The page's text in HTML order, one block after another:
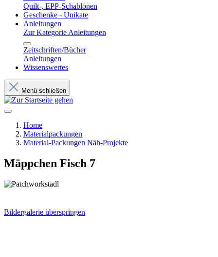
Quilt-, EPP-Schablonen
Geschenke - Unikate
Anleitungen
Zur Kategorie Anleitungen
Zeitschriften/Bücher
Anleitungen
Wissenswertes
Menü schließen
Home
Materialpackungen
Material-Packungen Näh-Projekte
Mäppchen Fisch 7
Bildergalerie überspringen